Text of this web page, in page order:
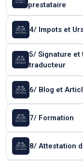
prestataire
4/ Impots et
5/ Signature et
traducteur
6/ Blog et
7/ Formation
8/ Attestation